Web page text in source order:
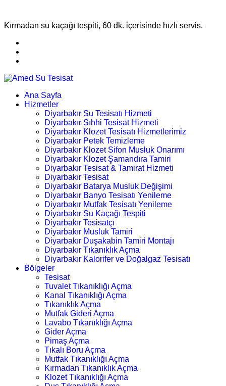
Kırmadan su kaçağı tespiti, 60 dk. içerisinde hızlı servis.
Ana Sayfa
Hizmetler
Diyarbakır Su Tesisatı Hizmeti
Diyarbakır Sıhhi Tesisat Hizmeti
Diyarbakır Klozet Tesisatı Hizmetlerimiz
Diyarbakır Petek Temizleme
Diyarbakır Klozet Sifon Musluk Onarımı
Diyarbakır Klozet Şamandıra Tamiri
Diyarbakır Tesisat & Tamirat Hizmeti
Diyarbakır Tesisat
Diyarbakır Batarya Musluk Değişimi
Diyarbakır Banyo Tesisatı Yenileme
Diyarbakır Mutfak Tesisatı Yenileme
Diyarbakır Su Kaçağı Tespiti
Diyarbakır Tesisatçı
Diyarbakır Musluk Tamiri
Diyarbakır Duşakabin Tamiri Montajı
Diyarbakır Tıkanıklık Açma
Diyarbakır Kalorifer ve Doğalgaz Tesisatı
Bölgeler
Tesisat
Tuvalet Tıkanıklığı Açma
Kanal Tıkanıklığı Açma
Tıkanıklık Açma
Mutfak Gideri Açma
Lavabo Tıkanıklığı Açma
Gider Açma
Pimaş Açma
Tıkalı Boru Açma
Mutfak Tıkanıklığı Açma
Kırmadan Tıkanıklık Açma
Klozet Tıkanıklığı Açma